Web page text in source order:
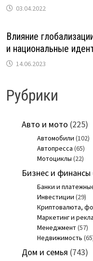
03.04.2022
Влияние
и национальные
14.06.2023
Рубрики
Авто и мото (225)
Автомобили (102)
Автопресса (65)
Мотоциклы (22)
Бизнес и финансы
Банки и
Инвестиции (29)
Криптовалюта,
Маркетинг и
Менеджмент(57)
Недвижимость
Дом и семья (743)